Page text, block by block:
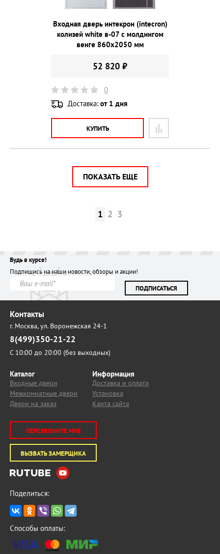
Входная дверь интекрон (intecron)
колизей white в-07 с молдингом
венге 860х2050 мм
52 820 ₽
0
Доставка: от 1 дня
КУПИТЬ
ПОКАЗАТЬ ЕЩЕ
1 2 3
Будь в курсе!
Подпишись на наши новости, обзоры и акции!
ПОДПИСАТЬСЯ
Контакты
г. Москва,ул. Воронежская 24-1
8(499)350-21-22
С 10:00 до 20:00 (без выходных)
Каталог
Входные двери
Межкомнатные двери
Двери на заказ
Информация
Доставка и оплата
Установка
Карта сайта
ПЕРЕЗВОНИТЕ МНЕ
ВЫЗВАТЬ ЗАМЕРЩИКА
Поделиться:
Способы оплаты: